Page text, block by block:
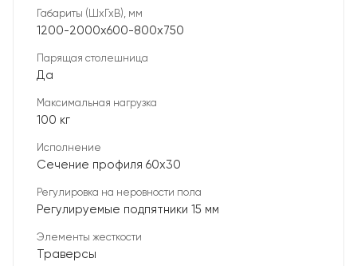
Габариты (ШхГхВ), мм
1200-2000х600-800х750
Парящая столешница
Да
Максимальная нагрузка
100 кг
Исполнение
Сечение профиля 60х30
Регулировка на неровности пола
Регулируемые подпятники 15 мм
Элементы жесткости
Траверсы